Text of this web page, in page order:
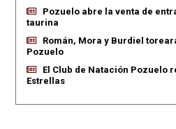
Pozuelo abre la venta de
taurina
Román, Mora y Burdiel
Pozuelo
El Club de Natación Pozuelo
Estrellas